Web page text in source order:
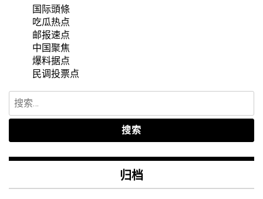
国际頭條
吃瓜热点
邮报速点
中国聚焦
爆料据点
民调投票点
搜
索：
归档